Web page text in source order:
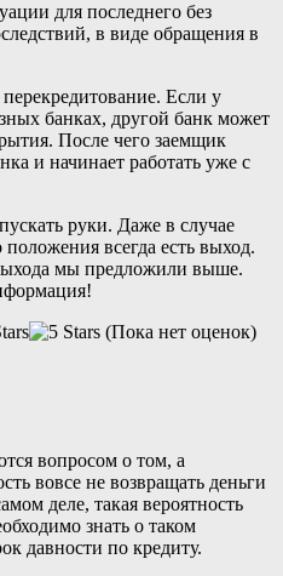
для последнего без
в виде обращения в
Если у
банках, другой банк может
После чего заемщик
и начинает работать уже с
руки. Даже в случае
всегда есть выход.
мы предложили выше.
(Пока нет оценок)
вопросом о том, а
вовсе не возвращать деньги
деле, такая вероятность
знать о таком
давности по кредиту.